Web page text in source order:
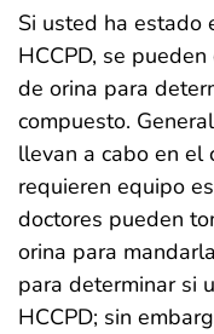
Si usted ha estado
HCCPD, se
de orina para
compuesto.
llevan a cabo en el
requieren equipo
doctores pueden
orina para
para determinar si
HCCPD; sin